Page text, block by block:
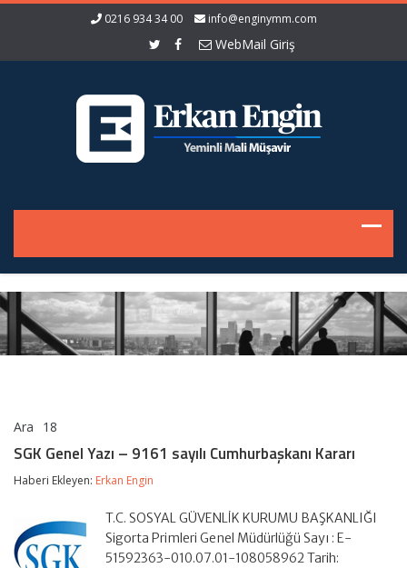
0216 934 34 00 info@enginymm.com
WebMail Giriş
Ara 18
Yazı
9161
Cumhurbaşkanı
Kararı
için
SGK Genel Yazı – 9161 sayılı Cumhurbaşkanı Kararı
Haberi Ekleyen: Erkan Engin
T.C. SOSYAL GÜVENLİK KURUMU BAŞKANLIĞI
Sigorta Primleri Genel Müdürlüğü Sayı : E-
51592363-010.07.01-108058962 Tarih: